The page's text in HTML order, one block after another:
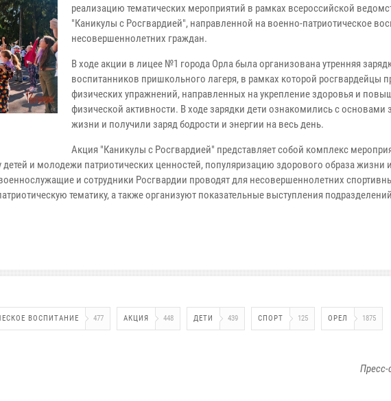
реализацию тематических мероприятий в рамках всероссийской
"Каникулы с Росгвардией", направленной на военно-патриотическое
несовершеннолетних граждан.
В ходе акции в лицее №1 города Орла была организована утренняя
воспитанников пришкольного лагеря, в рамках которой росгвардейцы
физических упражнений, направленных на укрепление здоровья и
физической активности. В ходе зарядки дети ознакомились с основами
жизни и получили заряд бодрости и энергии на весь день.
Акция "Каникулы с Росгвардией" представляет собой комплекс
и молодежи патриотических ценностей, популяризацию здорового образа жизни
и сотрудники Росгвардии проводят для несовершеннолетних
тематику, а также организуют показательные выступления
ВОСПИТАНИЕ 477 АКЦИЯ 448 ДЕТИ 439 СПОРТ 125 ОРЕЛ 1875
Пресс-